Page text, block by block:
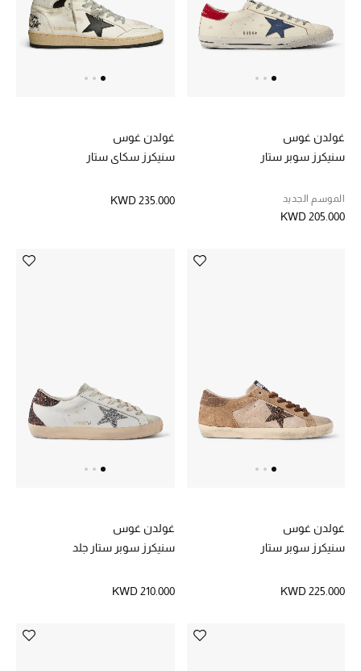
مصممون جدد
تعكس توتيمي فن الأناقة السهلة بقطع أساسية راقية
مصممة لتدوم وتتجاوز صيحات الموسم
تسوقوا توتيمي
غولدن غوس
سنيكرز سوبر ستار
الموسم الجديد
KWD 205.000
غولدن غوس
سنيكرز سكاي ستار
KWD 235.000
غولدن غوس
سنيكرز سوبر ستار
KWD 225.000
غولدن غوس
سنيكرز سوبر ستار جلد
KWD 210.000